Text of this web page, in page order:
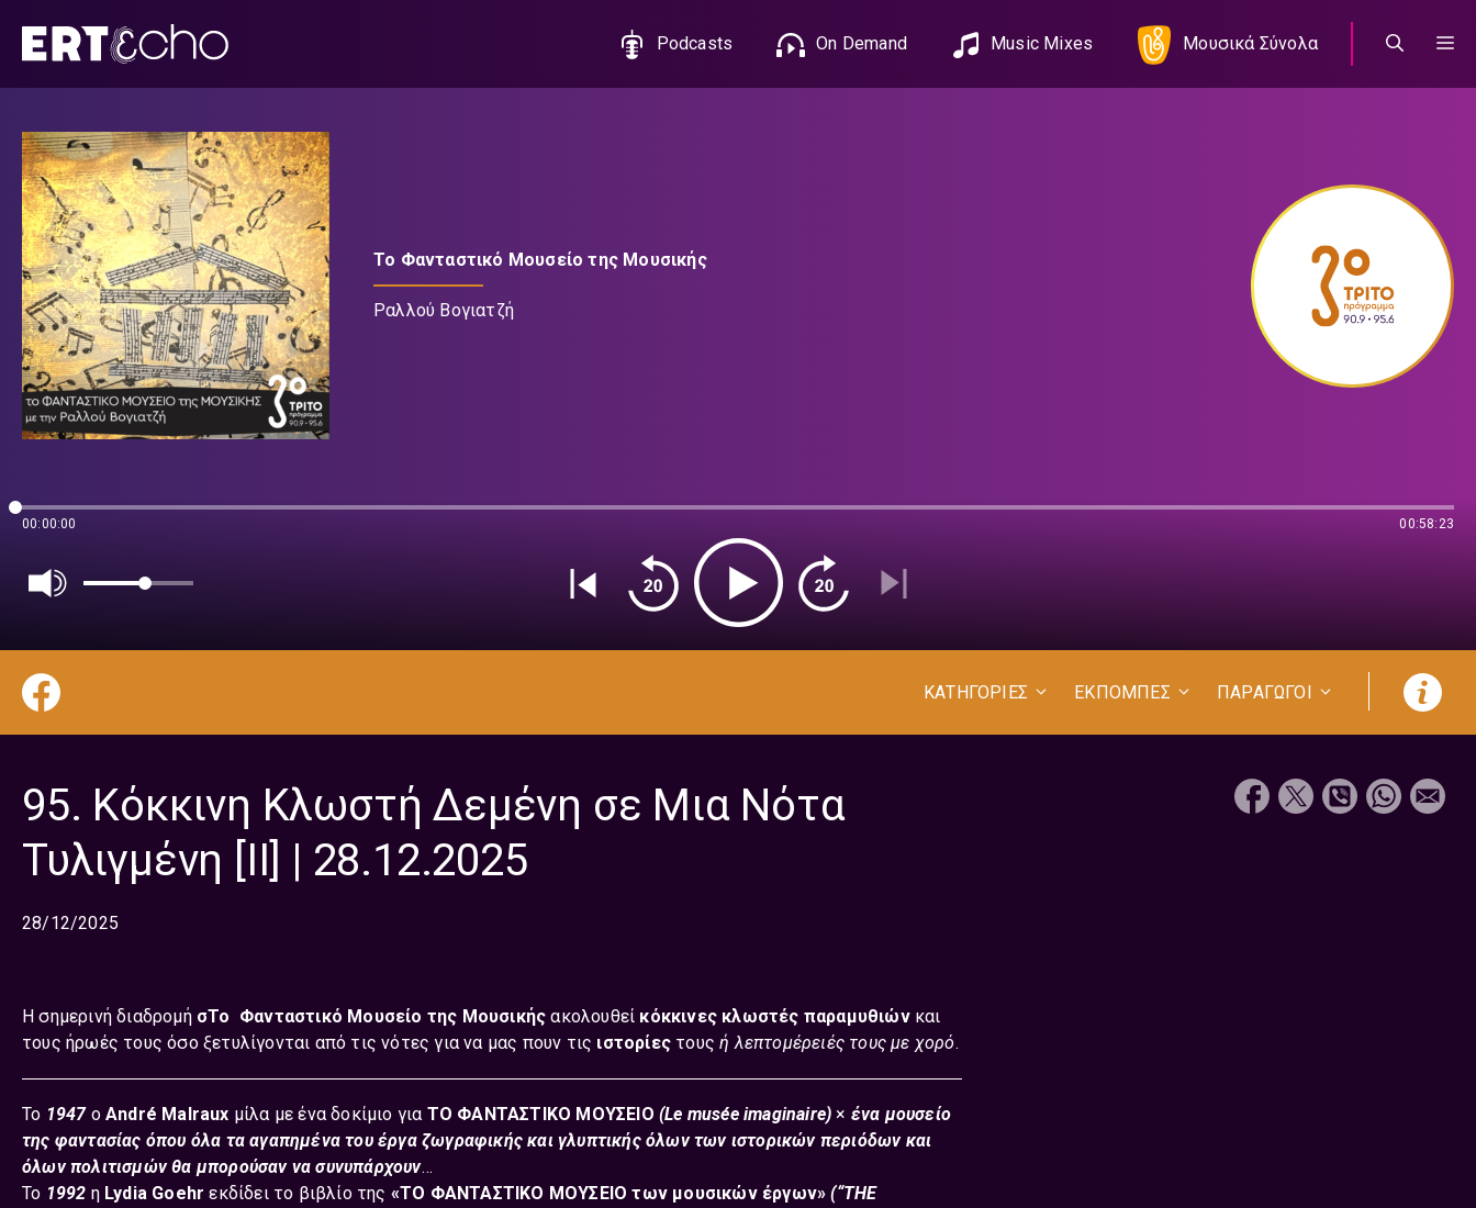
περιεχόμενο
Podcasts On Demand Music Mixes Μουσικά Σύνολα
Το Φανταστικό Μουσείο της Μουσικής
Ραλλού Βογιατζή
00:00:00 00:58:23
ΚΑΤΗΓΟΡΙΕΣ ΕΚΠΟΜΠΕΣ ΠΑΡΑΓΩΓΟΙ
95. Κόκκινη Κλωστή Δεμένη σε Μια Νότα
Τυλιγμένη [II] | 28.12.2025
28/12/2025
Η σημερινή διαδρομή σΤο Φανταστικό Μουσείο της Μουσικήςακολουθεί κόκκινες κλωστές παραμυθιών και
τους ήρωές τους όσο ξετυλίγονται από τις νότες για να μας πουν τις ιστορίες τουςή λεπτομέρειές τους με χορό.
Το 1947 οAndré Malraux μίλα με ένα δοκίμιο για ΤΟ ΦΑΝΤΑΣΤΙΚΟ ΜΟΥΣΕΙΟ (Le musée imaginaire) × ένα μουσείο
της φαντασίας όπου όλα τα αγαπημένα του έργα ζωγραφικής και γλυπτικής όλων των ιστορικών περιόδων και
όλων πολιτισμών θα μπορούσαν να συνυπάρχουν…
To 1992 η Lydia Goehrεκδίδει το βιβλίο της «ΤΟ ΦΑΝΤΑΣΤΙΚΟ ΜΟΥΣΕΙΟ των μουσικών έργων» (“THE